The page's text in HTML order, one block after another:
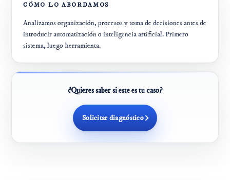
CÓMO LO ABORDAMOS
Analizamos organización, procesos y toma de decisiones antes de
introducir automatización o inteligencia artificial. Primero
sistema, luego herramienta.
¿Quieres saber si este es tu caso?
Solicitar diagnóstico